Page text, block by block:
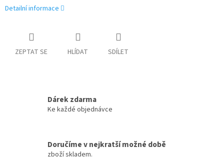
Detailní informace
ZEPTAT SE HLÍDAT SDÍLET
Dárek zdarma
Ke každé objednávce
Doručíme v nejkratší možné době
zboží skladem.